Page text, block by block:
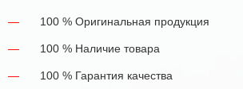
100 % Оригинальная продукция
100 % Наличие товара
100 % Гарантия качества